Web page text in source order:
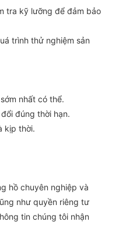
tra kỹ lưỡng để đảm bảo
trình thử nghiệm sản
nhất có thể.
đúng thời hạn.
kịp thời.
hồ chuyên nghiệp và
như quyền riêng tư
tin chúng tôi nhận